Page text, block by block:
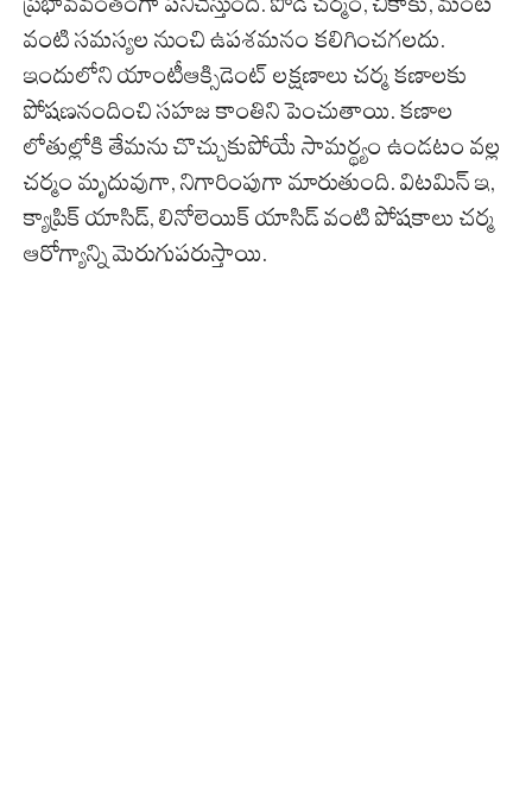
వంటి సమస్యల నుంచి ఉపశమనం కలిగించగలదు.
ఇందులోని యాంటీఆక్సిడెంట్ లక్షణాలు చర్మ కణాలకు
పోషణనందించి సహజ కాంతిని పెంచుతాయి. కణాల
లోతుల్లోకి తేమను చొచ్చుకుపోయే సామర్థ్యం ఉండటం వల్ల
చర్మం మృదువుగా, నిగారింపుగా మారుతుంది. విటమిన్ ఇ,
క్యాప్రిక్ యాసిడ్, లినోలెయిక్ యాసిడ్ వంటి పోషకాలు చర్మ
ఆరోగ్యాన్ని మెరుగుపరుస్తాయి.